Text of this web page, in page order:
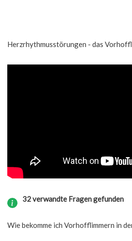
Herzrhythmusstörungen - das
32 verwandte Fragen gefunden
Wie bekomme ich Vorhofflimmern in